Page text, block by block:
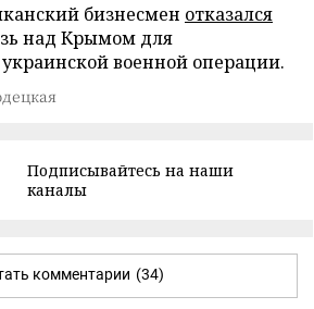
бизнесмен отказался
над Крымом для
военной операции.
Подписывайтесь на наши
каналы
комментарии (34)